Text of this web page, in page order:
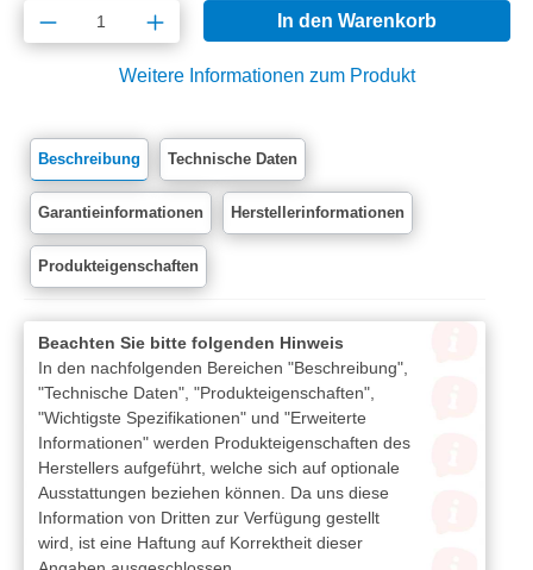
Produkt Anzahl: Gib den gewünschten
In den Warenkorb
Weitere Informationen zum Produkt
Beschreibung Technische Daten
Garantieinformationen Herstellerinformationen
Produkteigenschaften
Beachten Sie bitte folgenden Hinweis
In den nachfolgenden Bereichen "Beschreibung",
"Technische Daten", "Produkteigenschaften",
"Wichtigste Spezifikationen" und "Erweiterte
Informationen" werden Produkteigenschaften des
Herstellers aufgeführt, welche sich auf optionale
Ausstattungen beziehen können. Da uns diese
Information von Dritten zur Verfügung gestellt
wird, ist eine Haftung auf Korrektheit dieser